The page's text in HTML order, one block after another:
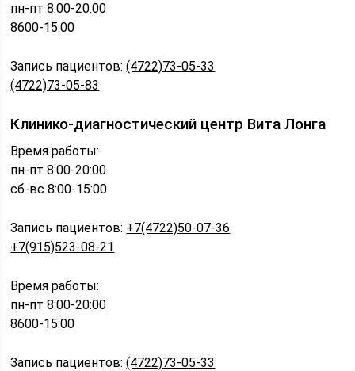
пн-пт 8:00-20:00
8600-15:00
Запись пациентов:(4722)73-05-33
(4722)73-05-83
Клинико-диагностический центр Вита Лонга
Время работы:
пн-пт 8:00-20:00
сб-вс 8:00-15:00
Запись пациентов: +7(4722)50-07-36
+7(915)523-08-21
Время работы:
пн-пт 8:00-20:00
8600-15:00
Запись пациентов:(4722)73-05-33